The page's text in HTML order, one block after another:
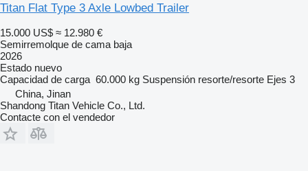
Titan Flat Type 3 Axle Lowbed Trailer
15.000 US$ ≈ 12.980 €
Semirremolque de cama baja
2026
Estado nuevo
Capacidad de carga 60.000 kg Suspensión resorte/resorte Ejes 3
China, Jinan
Shandong Titan Vehicle Co., Ltd.
Contacte con el vendedor